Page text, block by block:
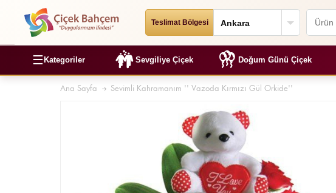
Teslimat Bölgesi
☰ Kategoriler Sevgiliye Çiçek Doğum Günü Çiçek
Ana Sayfa Sevimli Kahramanım '' Vazoda Kırmızı Gül Orkide''